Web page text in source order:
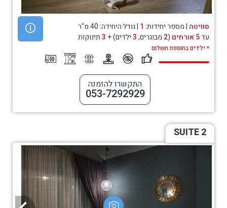
סוויטה | מספר יחידות: 1 | גודל היחידה: 40 מ"ר
עד5 אורחים (
2 מבוגרים,3ילדים) + 3תינוקות
* ילדים בתוספת תשלום
התקשרו להזמנה
053-7292929
SUITE 2